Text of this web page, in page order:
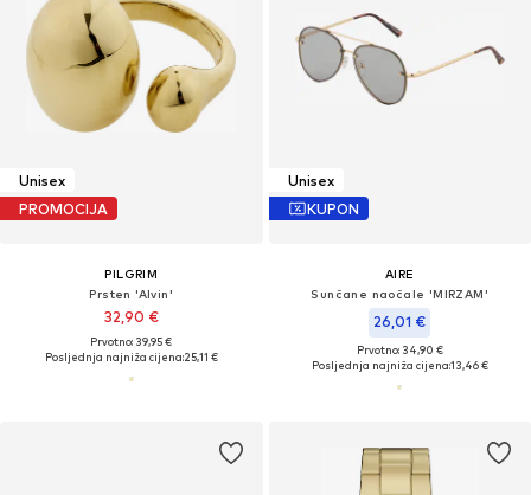
Unisex
PROMOCIJA
PILGRIM
Prsten 'Alvin'
32,90 €
Prvotno: 39,95 €
Posljednja najniža cijena:25,11 €
Unisex
KUPON
AIRE
Sunčane naočale 'MIRZAM'
26,01 €
Prvotno: 34,90 €
Posljednja najniža cijena:13,46 €